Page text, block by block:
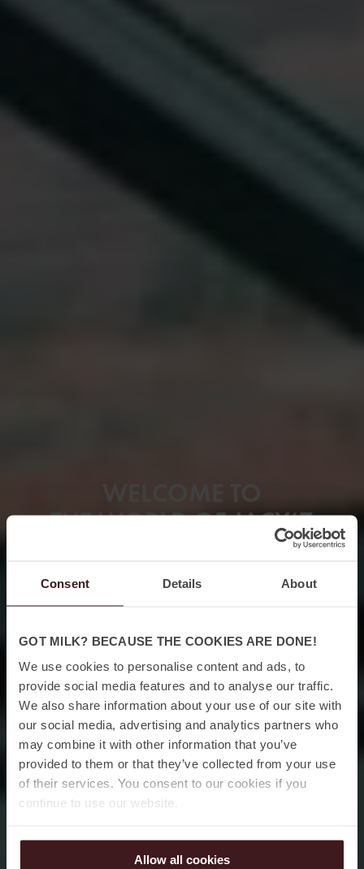
Consent Details About
GOT MILK? BECAUSE THE COOKIES ARE DONE!
We use cookies to personalise content and ads, to
provide social media features and to analyse our traffic.
We also share information about your use of our site with
our social media, advertising and analytics partners who
may combine it with other information that you’ve
provided to them or that they’ve collected from your use
of their services. You consent to our cookies if you
continue to use our website.
Allow all cookies
WELCOME TO
THE WORLD OF JACY’Z